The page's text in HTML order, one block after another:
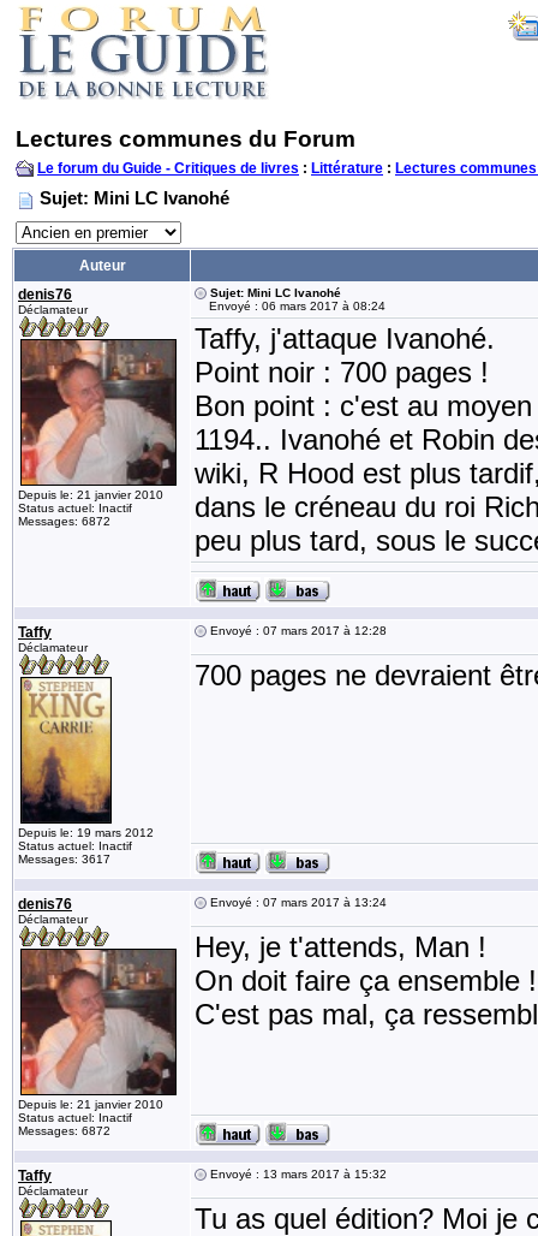
Lectures communes du Forum
Le forum du Guide - Critiques de livres : Littérature : Lectures
Sujet: Mini LC Ivanohé
Auteur
denis76
Déclamateur
Depuis le: 21 janvier 2010
Status actuel: Inactif
Messages: 6872
Sujet: Mini LC Ivanohé
Envoyé : 06 mars 2017 à 08:24
Taffy, j'attaque Ivanohé.
Point noir : 700 pages !
Bon point : c'est au
1194.. Ivanohé et Robin
wiki, R Hood est plus
dans le créneau du roi
peu plus tard, sous le
Taffy
Déclamateur
Depuis le: 19 mars 2012
Status actuel: Inactif
Messages: 3617
Envoyé : 07 mars 2017 à 12:28
700 pages ne devraient
denis76
Déclamateur
Depuis le: 21 janvier 2010
Status actuel: Inactif
Messages: 6872
Envoyé : 07 mars 2017 à 13:24
Hey, je t'attends, Man !
On doit faire ça ensemble !
C'est pas mal, ça
Taffy
Déclamateur
Envoyé : 13 mars 2017 à 15:32
Tu as quel édition? Moi je